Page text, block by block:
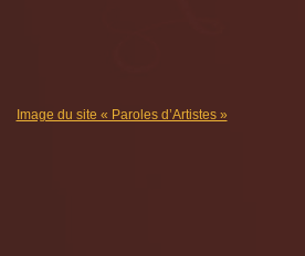
Image du site « Paroles d’Artistes »